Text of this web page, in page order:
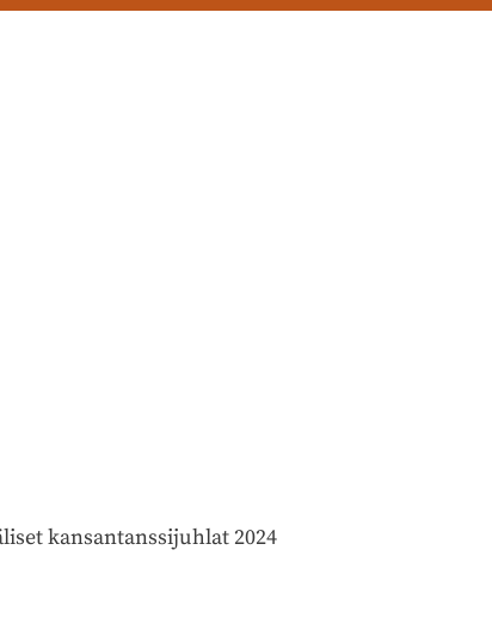
kansantanssijuhlat 2024